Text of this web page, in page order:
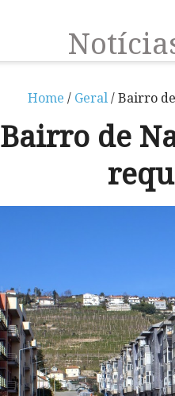
Home / Geral/ Bairro de
Bairro de